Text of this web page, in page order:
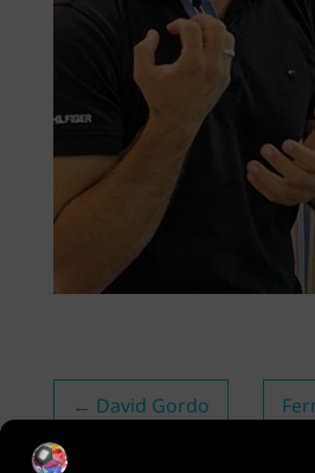
← David Gordo